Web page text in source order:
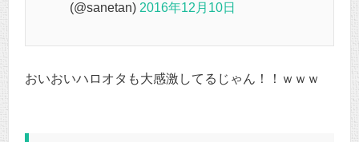
(@sanetan) 2016年12月10日
おいおいハロオタも大感激してるじゃん！！ｗｗｗ